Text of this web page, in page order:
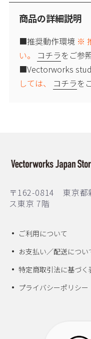
商品の詳細説明
■推奨動作環境 ※
い。
コチラをご参
■Vectorworks
しては、
コチラを
〒162-0814 東京都
ス東京 7階
ご利用について
お支払い／配送につい
特定商取引法に基づく
プライバシーポリシー